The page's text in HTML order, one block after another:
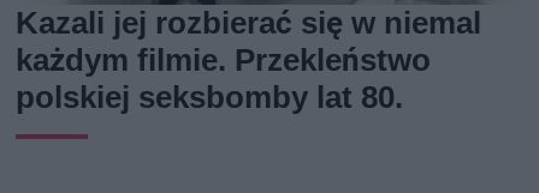
Kazali jej rozbierać się w niemal
każdym filmie. Przekleństwo
polskiej seksbomby lat 80.